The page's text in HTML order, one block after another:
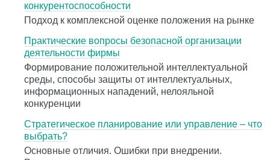
конкурентоспособности
Подход к комплексной оценке положения на рынке
Практические вопросы безопасной организации
деятельности фирмы
Формирование положительной интеллектуальной
среды, способы защиты от интеллектуальных,
информационных нападений, нелояльной
конкуренции
Стратегическое планирование или управление – что
выбрать?
Основные отличия. Ошибки при внедрении.